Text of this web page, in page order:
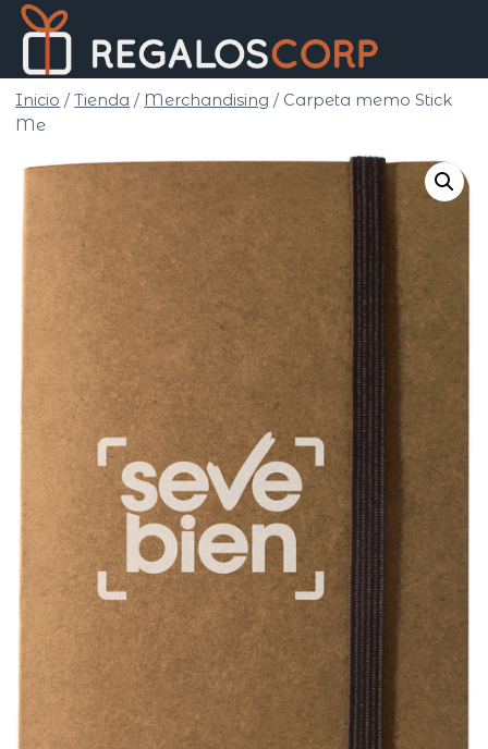
Saltar
contenido
Inicio / Tienda / Merchandising / Carpeta memo Stick
Me